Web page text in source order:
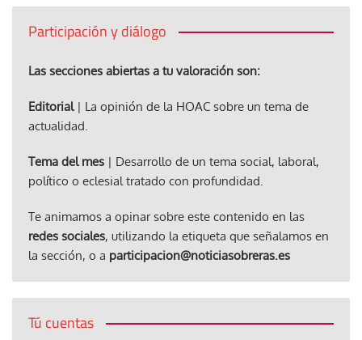
Participación y diálogo
Las secciones abiertas a tu valoración son:
Editorial| La opinión de la HOAC sobre un tema de
actualidad.
Tema del mes | Desarrollo de un tema social, laboral,
político o eclesial tratado con profundidad.
Te animamos a opinar sobre este contenido en las
redes sociales, utilizando la etiqueta que señalamos en
la sección, o a participacion@noticiasobreras.es
Tú cuentas